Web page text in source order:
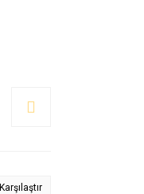
Karşılaştır